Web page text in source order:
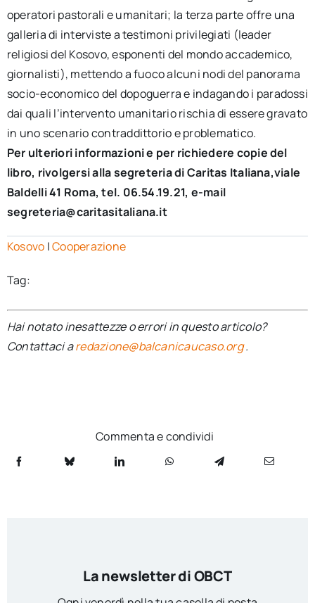
operatori pastorali e umanitari; la terza parte offre una
galleria di interviste a testimoni privilegiati (leader
religiosi del Kosovo, esponenti del mondo accademico,
giornalisti), mettendo a fuoco alcuni nodi del panorama
socio-economico del dopoguerra e indagando i paradossi
dai quali l’intervento umanitario rischia di essere gravato
in uno scenario contraddittorio e problematico.
Per ulteriori informazioni e per richiedere copie del
libro, rivolgersi alla segreteria di Caritas Italiana,viale
Baldelli 41 Roma, tel. 06.54.19.21, e-mail
segreteria@caritasitaliana.it
Kosovo |Cooperazione
Tag:
Hai notato inesattezze o errori in questo articolo?
Contattaci aredazione@balcanicaucaso.org.
Commenta e condividi
La newsletter di OBCT